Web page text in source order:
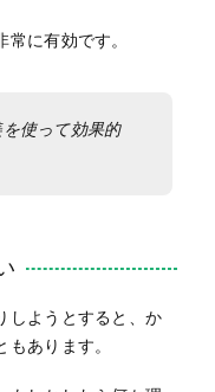
に有効です。
使って効果的
しようとすると、か
あります。